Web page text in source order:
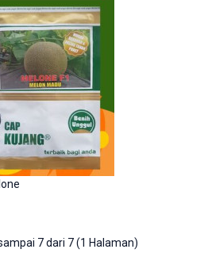
7 dari 7 (1 Halaman)